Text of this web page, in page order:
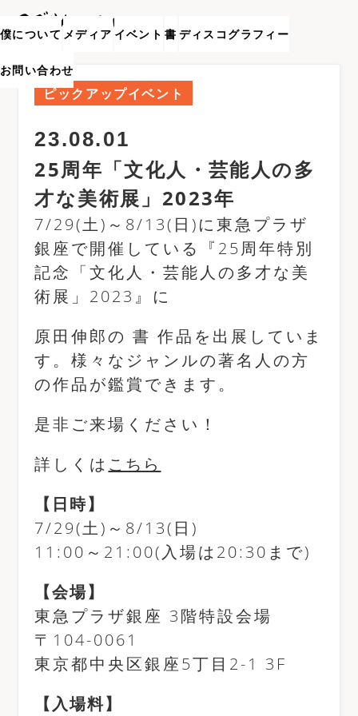
僕について メディア イベント 書 ディスコグラフィー
お問い合わせ
ピックアップイベント
23.08.01
25周年「文化人・芸能人の多
才な美術展」2023年
7/29(土)～8/13(日)に東急プラザ
銀座で開催している『25周年特別
記念「文化人・芸能人の多才な美
術展」2023』に
原田伸郎の 書 作品を出展していま
す。様々なジャンルの著名人の方
の作品が鑑賞できます。
是非ご来場ください！
詳しくは こちら
【日時】
7/29(土)～8/13(日)
11:00～21:00(入場は20:30まで)
【会場】
東急プラザ銀座 3階特設会場
〒104-0061
東京都中央区銀座5丁目2-1 3F
【入場料】